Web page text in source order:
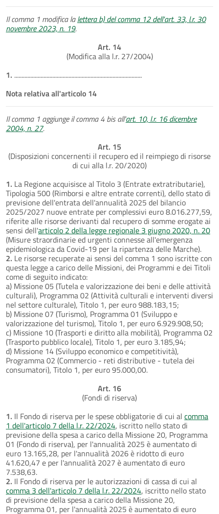
Il comma 1 modifica lalettera b) del comma 12 dell'art. 33, l.r. 30
novembre 2023, n. 19.
Art. 14
(Modifica alla l.r. 27/2004)
1. .......................................................................................
Nota relativa all'articolo 14
Il comma 1 aggiunge il comma 4 bis all'art. 10, l.r. 16 dicembre
2004, n. 27.
Art. 15
(Disposizioni concernenti il recupero ed il reimpiego di risorse
di cui alla l.r. 20/2020)
1. La Regione acquisisce al Titolo 3 (Entrate extratributarie),
Tipologia 500 (Rimborsi e altre entrate correnti), dello stato di
previsione dell'entrata dell'annualità 2025 del bilancio
2025/2027 nuove entrate per complessivi euro 8.016.277,59,
riferite alle risorse derivanti dal recupero di somme erogate ai
sensi dell'articolo 2 della legge regionale 3 giugno 2020, n. 20
(Misure straordinarie ed urgenti connesse all'emergenza
epidemiologica da Covid-19 per la ripartenza delle Marche).
2. Le risorse recuperate ai sensi del comma 1 sono iscritte con
questa legge a carico delle Missioni, dei Programmi e dei Titoli
come di seguito indicato:
a) Missione 05 (Tutela e valorizzazione dei beni e delle attività
culturali), Programma 02 (Attività culturali e interventi diversi
nel settore culturale), Titolo 1, per euro 988.183,15;
b) Missione 07 (Turismo), Programma 01 (Sviluppo e
valorizzazione del turismo), Titolo 1, per euro 6.929.908,50;
c) Missione 10 (Trasporti e diritto alla mobilità), Programma 02
(Trasporto pubblico locale), Titolo 1, per euro 3.185,94;
d) Missione 14 (Sviluppo economico e competitività),
Programma 02 (Commercio - reti distributive - tutela dei
consumatori), Titolo 1, per euro 95.000,00.
Art. 16
(Fondi di riserva)
1. Il Fondo di riserva per le spese obbligatorie di cui al comma
1 dell'articolo 7 della l.r. 22/2024, iscritto nello stato di
previsione della spesa a carico della Missione 20, Programma
01 (Fondo di riserva), per l'annualità 2025 è aumentato di
euro 13.165,28, per l'annualità 2026 è ridotto di euro
41.620,47 e per l'annualità 2027 è aumentato di euro
7.538,63.
2. Il Fondo di riserva per le autorizzazioni di cassa di cui al
comma 3 dell'articolo 7 della l.r. 22/2024, iscritto nello stato
di previsione della spesa a carico della Missione 20,
Programma 01, per l'annualità 2025 è aumentato di euro